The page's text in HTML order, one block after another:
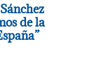
de la